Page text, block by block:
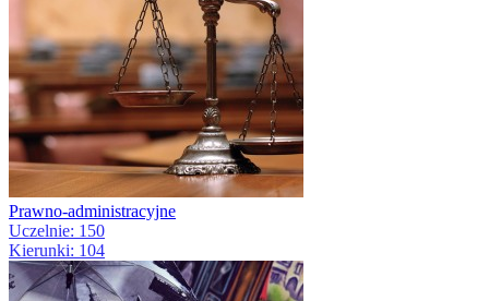
Prawno-administracyjne
Uczelnie: 150
Kierunki: 104